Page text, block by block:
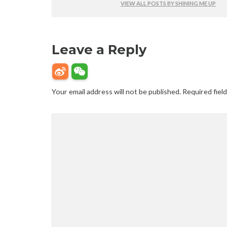
VIEW ALL POSTS BY SHINING ME UP
Leave a Reply
Your email address will not be published. Required